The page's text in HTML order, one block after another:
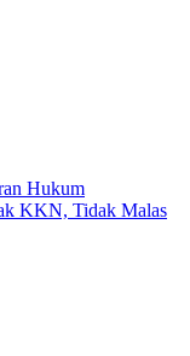
Hukum
KKN, Tidak Malas